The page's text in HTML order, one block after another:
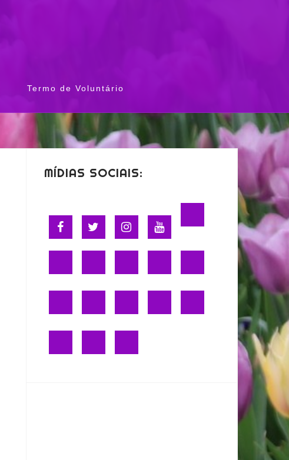
Termo de Voluntário
MÍDIAS SOCIAIS: